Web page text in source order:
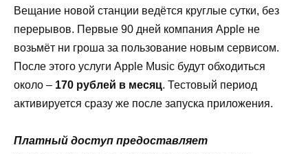
Вещание новой станции ведётся круглые сутки, без
перерывов. Первые 90 дней компания Apple не
возьмёт ни гроша за пользование новым сервисом.
После этого услуги Apple Music будут обходиться
около – 170 рублей в месяц. Тестовый период
активируется сразу же после запуска приложения.
Платный доступ предоставляет